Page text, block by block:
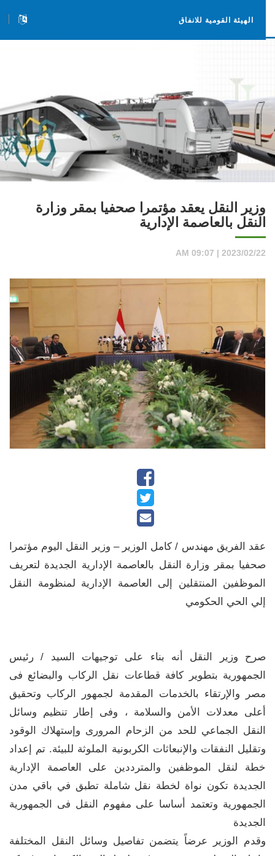
الهيئة القومية للانفاق
وزير النقل يعقد مؤتمرا صحفيا بمقر وزارة
النقل بالعاصمة الإدارية
2023/02/22 | 09:07 AM
عقد الفريق مهندس / كامل الوزير – وزير النقل اليوم مؤتمرا
صحفيا بمقر وزارة النقل بالعاصمة الإدارية الجديدة لتعريف
الموظفين المنتقلين إلى العاصمة الإدارية لمنظومة النقل
إلي الحي الحكومي
صرح وزير النقل أنه بناء على توجيهات السيد / رئيس
الجمهورية بتطوير كافة قطاعات نقل الركاب والبضائع فى
مصر والإرتقاء بالخدمات المقدمة لجمهور الركاب وتحقيق
أعلى معدلات الأمن والسلامة ، وفى إطار تنظيم وسائل
النقل الجماعي للحد من الزحام المرورى وإستهلاك الوقود
وتقليل النفقات والإنبعاثات الكربونية الملوثة للبيئة. تم إعداد
خطة لنقل الموظفين والمترددين على العاصمة الإدارية
الجديدة تكون نواة لخطة نقل شاملة تطبق في باقي مدن
الجمهورية وتعتمد أساسا على مفهوم النقل فى الجمهورية
الجديدة
وقدم الوزير عرضاً يتضمن تفاصيل وسائل النقل المختلفة